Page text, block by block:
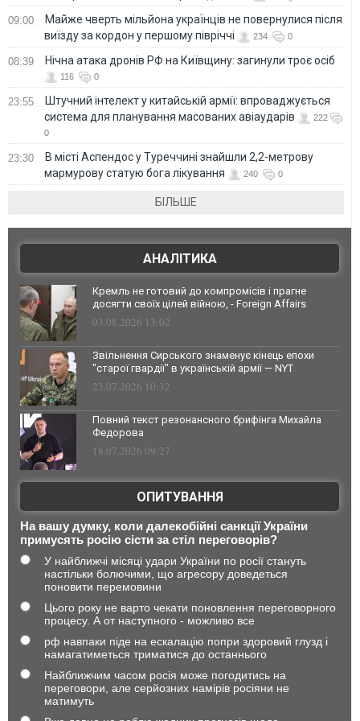
09:00
Майже чверть мільйона українців не повернулися після
виїзду за кордон у першому півріччі
234 0
08:39 Нічна атака дронів РФ на Київщину: загинули троє осіб
116 0
23:55
Штучний інтелект у китайській армії: впроваджується
система для планування масованих авіаударів
222
0
23:30
В місті Аспендос у Туреччині знайшли 2,2-метрову
мармурову статую бога лікування
240 0
БІЛЬШЕ
АНАЛІТИКА
Кремль не готовий до компромісів і прагне
досягти своїх цілей війною, - Foreign Affairs
03.08.2026 13:02
Звільнення Сирського знаменує кінець епохи
"старої гвардії" в українській армії — NYT
23.07.2026 10:32
Повний текст резонансного брифінга Михайла
Федорова
18.07.2026 09:27
ОПИТУВАННЯ
На вашу думку, коли далекобійні санкції України
примусять росію сісти за стіл переговорів?
У найближчі місяці удари України по росії стануть
настільки болючими, що агресору доведеться
поновити перемовини
Цього року не варто чекати поновлення переговорного
процесу. А от наступного - можливо все
рф навпаки піде на ескалацію попри здоровий глузд і
намагатиметься триматися до останнього
Найближчим часом росія може погодитись на
переговори, але серйозних намірів росіяни не
матимуть